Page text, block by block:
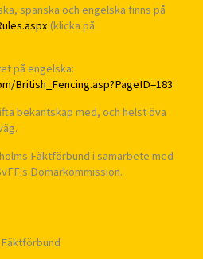
spanska och engelska finns på
(klicka på
på engelska:
British_Fencing.asp?PageID=183
bekantskap med, och helst öva
Fäktförbund i samarbete med
Domarkommission.